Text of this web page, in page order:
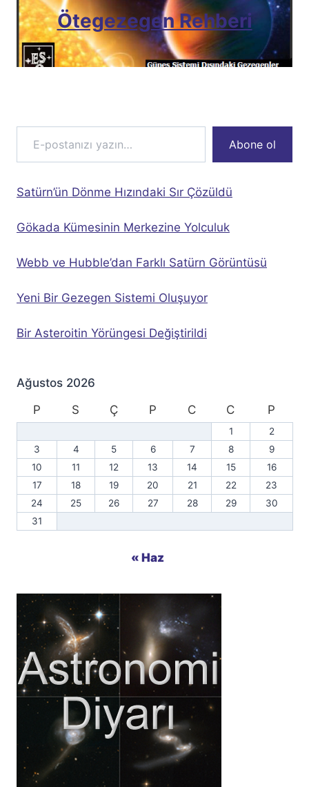
Ötegezegen Rehberi
E-postanızı yazın…
Abone ol
Satürn’ün Dönme Hızındaki Sır Çözüldü
Gökada Kümesinin Merkezine Yolculuk
Webb ve Hubble’dan Farklı Satürn Görüntüsü
Yeni Bir Gezegen Sistemi Oluşuyor
Bir Asteroitin Yörüngesi Değiştirildi
Ağustos 2026
P
S Ç P C C P
1
2
3
4 5 6 7 8
9
10
11 12 13 14 15
16
17
18 19 20 21 22
23
24
25 26 27 28 29
30
31
« Haz